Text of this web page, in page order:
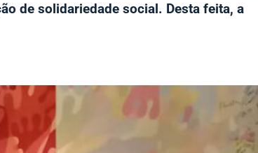
de solidariedade social. Desta feita, a